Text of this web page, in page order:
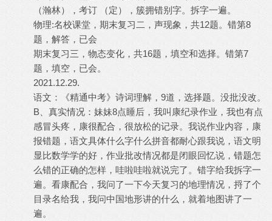
（瀚林），考订 （定），簇拥错别字。拆字一遍。
物理:名校课堂，期末复习二，声现象，共12题。错第8
题，解答，已会
期末复习三，物态变化，共16题，填空和选择。错第7
题，填空，已会。
2021.12.29.
语文：《精通中考》诗词理解，9道，选择题。没批没改。
B、真实情况：妹妹8点睡后，我叫康纪录作业，我也有点
感冒头疼，康很配合，很放松的记录。我说作业内容，康
报错题，语文具体什么字什么拼音都耐心跟我说，语文明
显比数学学的好，作业批改情况都是闭眼回忆说，错题怎
么错的正确的怎样，哇啦哇啦就说完了。错字给我拆字一
遍。看康配合，我问了一下今天复习的地理情况，捋了个
目录名给我，我问中国地形讲的什么，就着地图讲了一
遍。